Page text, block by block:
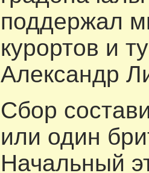
поддержал
курортов и
Александр
Сбор
или один
Начальный